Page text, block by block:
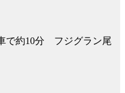
で約10分 フジグラン尾